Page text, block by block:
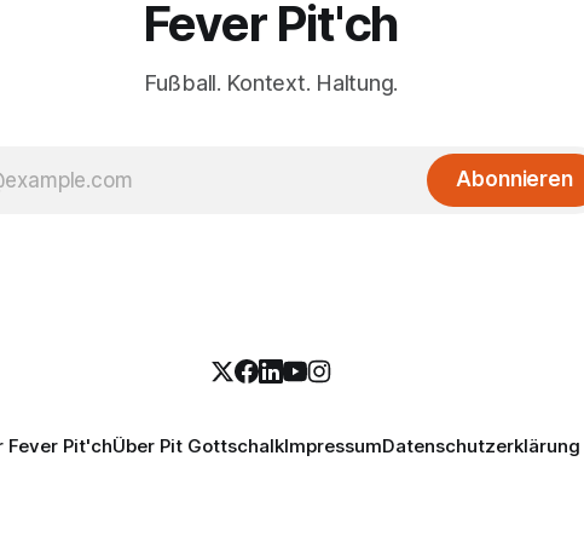
Fever Pit'ch
Fußball. Kontext. Haltung.
Abonnieren
Fever Pit'chÜber Pit GottschalkImpressumDatenschutzerklärung